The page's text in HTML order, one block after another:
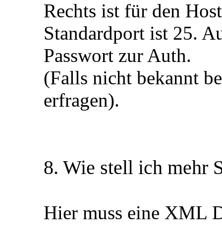
Rechts ist für den
Standardport ist 25.
Passwort zur Auth.
(Falls nicht bekannt
erfragen).
8. Wie stell ich mehr
Hier muss eine XML